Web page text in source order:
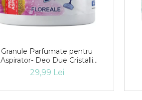
Granule Parfumate pentru
Aspirator- Deo Due Cristalli
Floreale 500g
29,99 Lei